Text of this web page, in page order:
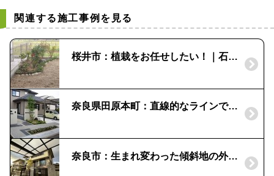
関連する施工事例を見る
桜井市：植栽をお任せしたい！｜石組で和風の花壇
奈良県田原本町：直線的なラインでスタイリッシュな外構スタイル｜ソヨゴのシンボルツリー
奈良市：生まれ変わった傾斜地の外構｜石組のお庭